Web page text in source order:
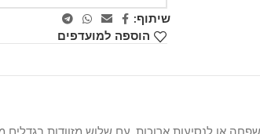
שיתוף:
הוספה למועדפים